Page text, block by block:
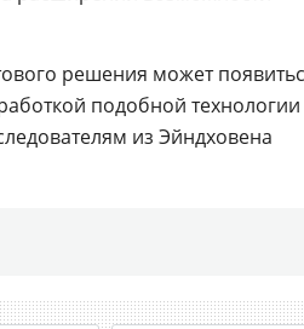
решения может
подобной технологии
из Эйндховена